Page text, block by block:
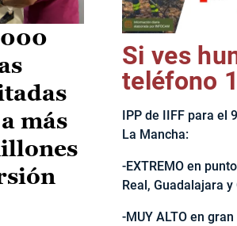
más
Si ves
teléfono
IPP de IIFF para el
La Mancha:
-EXTREMO en
Real, Guadalajara y
-MUY ALTO en